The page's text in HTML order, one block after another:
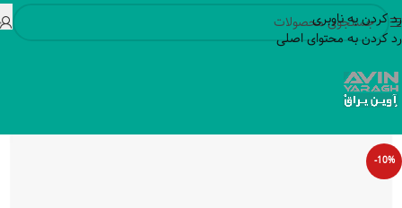
رد کردن به ناوبری
رد کردن به محتوای اصلی
-10%